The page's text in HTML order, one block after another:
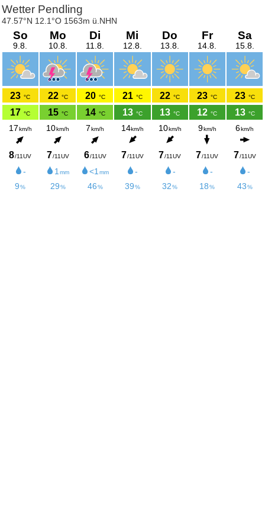
Wetter Pendling
47.57°N 12.1°O 1563m ü.NHN
So
9.8.
23 °C
17 °C
17km/h
8/11UV
-
9 %
Mo
10.8.
22 °C
15 °C
10km/h
7/11UV
1mm
29%
Di
11.8.
20 °C
14 °C
7 km/h
6/11UV
<1 mm
46%
Mi
12.8.
21 °C
13 °C
14km/h
7/11UV
-
39%
Do
13.8.
22 °C
13 °C
10km/h
7/11UV
-
32%
Fr
14.8.
23 °C
12 °C
9km/h
7/11UV
-
18 %
Sa
15.8.
23 °C
13 °C
6km/h
7/11UV
-
43%